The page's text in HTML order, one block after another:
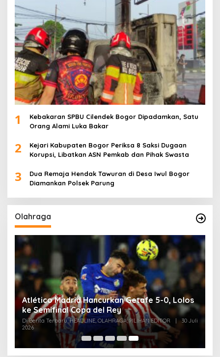
1
Kebakaran SPBU Cilendek Bogor Dipadamkan, Satu
Orang Alami Luka Bakar
2
Kejari Kabupaten Bogor Periksa 8 Saksi Dugaan
Korupsi, Libatkan ASN Pemkab dan Pihak Swasta
3
Dua Remaja Hendak Tawuran di Desa Iwul Bogor
Diamankan Polsek Parung
Olahraga
Atlético Madrid Hancurkan Getafe 5-0, Lolos
ke Semifinal Copa del Rey
Di Berita Terbaru, HEADLINE, OLAHRAGA, PILIHAN EDITOR
30 Juli
2026